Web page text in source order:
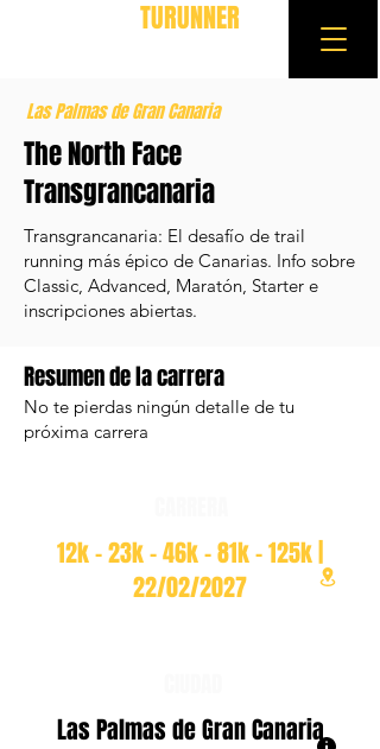
TURUNNER
Las Palmas de Gran Canaria
The North Face
Transgrancanaria
Transgrancanaria: El desafío de trail
running más épico de Canarias. Info sobre
Classic, Advanced, Maratón, Starter e
inscripciones abiertas.
Resumen de la carrera
No te pierdas ningún detalle de tu
próxima carrera
12k - 23k - 46k - 81k - 125k |
22/02/2027
Las Palmas de Gran Canaria